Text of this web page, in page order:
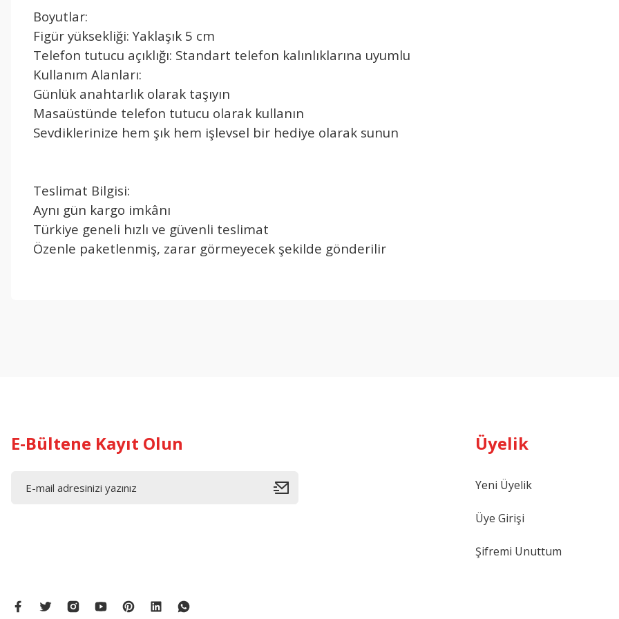
Boyutlar:
Figür yüksekliği: Yaklaşık 5 cm
Telefon tutucu açıklığı: Standart telefon kalınlıklarına uyumlu
Kullanım Alanları:
Günlük anahtarlık olarak taşıyın
Masaüstünde telefon tutucu olarak kullanın
Sevdiklerinize hem şık hem işlevsel bir hediye olarak sunun
Teslimat Bilgisi:
Aynı gün kargo imkânı
Türkiye geneli hızlı ve güvenli teslimat
Özenle paketlenmiş, zarar görmeyecek şekilde gönderilir
E-Bültene Kayıt Olun Üyelik
Yeni Üyelik
Üye Girişi
Şifremi Unuttum